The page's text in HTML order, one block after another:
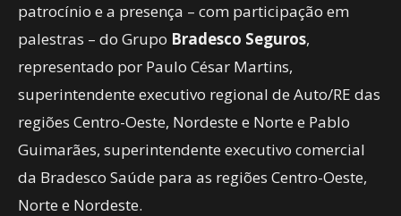
patrocínio e a presença – com participação em
palestras – do Grupo Bradesco Seguros,
representado por Paulo César Martins,
superintendente executivo regional de Auto/RE das
regiões Centro-Oeste, Nordeste e Norte e Pablo
Guimarães, superintendente executivo comercial
da Bradesco Saúde para as regiões Centro-Oeste,
Norte e Nordeste.